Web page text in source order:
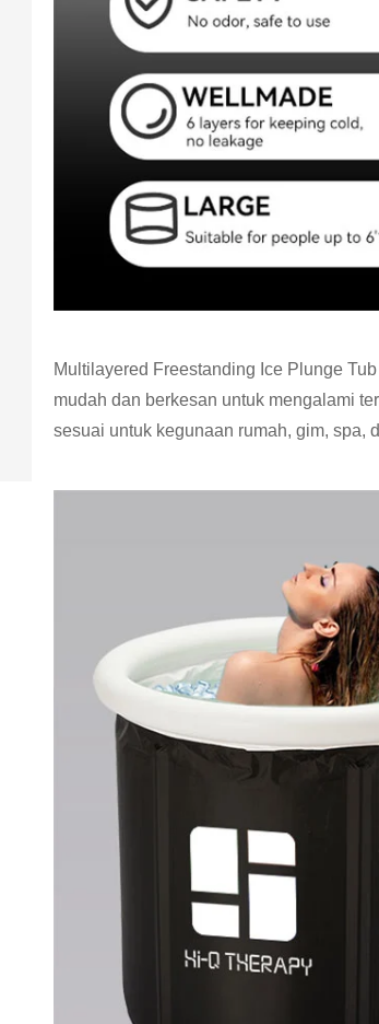
Multilayered Freestanding Ice Plunge
mudah dan berkesan untuk mengalami
sesuai untuk kegunaan rumah, gim, spa,